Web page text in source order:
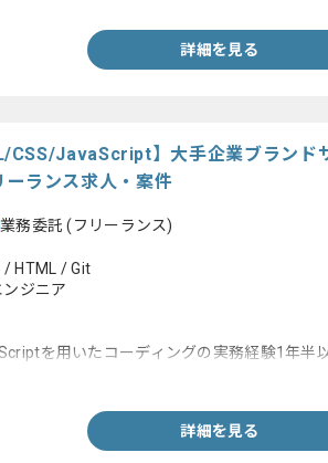
詳細を見る
CSS/JavaScript】大手企業ブランド
ーランス求人・案件
業務委託(フリーランス)
HTML / Git
ジニア
を用いたコーディングの実務経験1年半
詳細を見る